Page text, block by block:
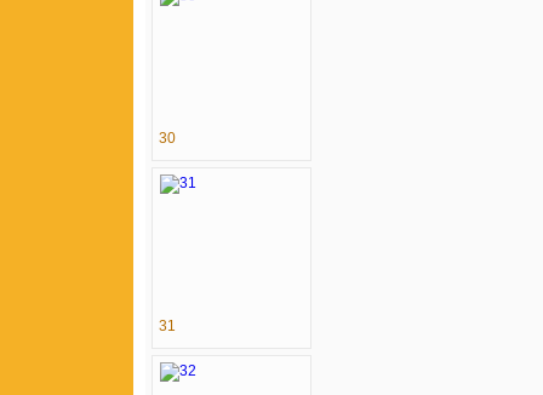
30
31